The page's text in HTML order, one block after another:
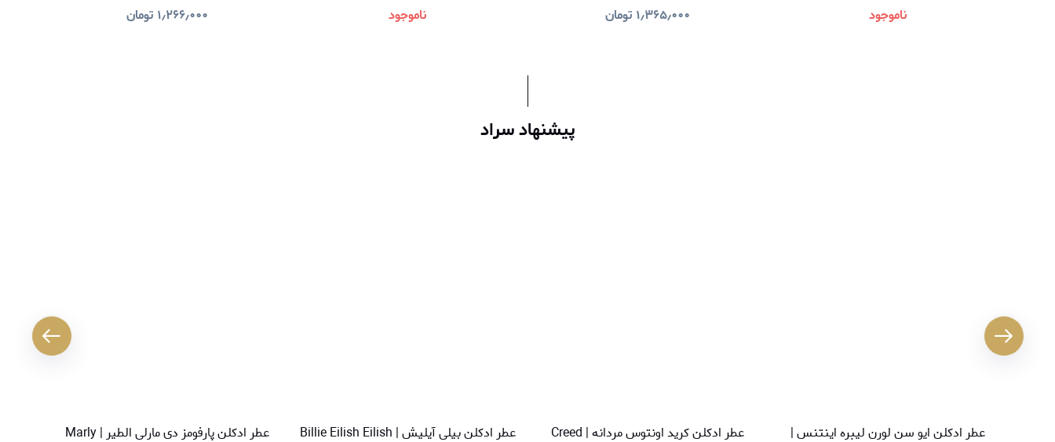
ناموجود
۱٫۳۶۵٫۰۰۰ تومان
ناموجود
۱٫۲۶۶٫۰۰۰ تومان
پیشنهاد سراد
عطر ادکلن ایو سن لورن لیبره اینتنس | عطر ادکلن کرید اونتوس مردانه | Creed عطر ادکلن بیلی آیلیش | Billie Eilish Eilish عطر ادکلن پارفومز دی مارلی الطیر | Marly